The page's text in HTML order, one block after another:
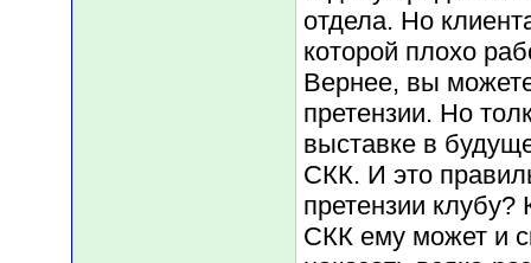
отдела. Но
которой плохо
Вернее, вы
претензии. Но
выставке в
СКК. И это
претензии
СКК ему может и